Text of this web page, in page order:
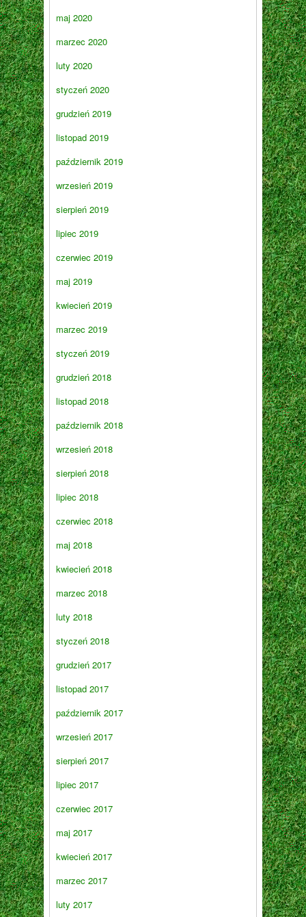
maj 2020
marzec 2020
luty 2020
styczeń 2020
grudzień 2019
listopad 2019
październik 2019
wrzesień 2019
sierpień 2019
lipiec 2019
czerwiec 2019
maj 2019
kwiecień 2019
marzec 2019
styczeń 2019
grudzień 2018
listopad 2018
październik 2018
wrzesień 2018
sierpień 2018
lipiec 2018
czerwiec 2018
maj 2018
kwiecień 2018
marzec 2018
luty 2018
styczeń 2018
grudzień 2017
listopad 2017
październik 2017
wrzesień 2017
sierpień 2017
lipiec 2017
czerwiec 2017
maj 2017
kwiecień 2017
marzec 2017
luty 2017